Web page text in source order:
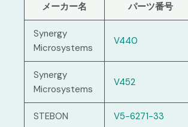
メーカー名
パーツ番号
Synergy
Microsystems
V440
Synergy
Microsystems
V452
STEBON V5-6271-33